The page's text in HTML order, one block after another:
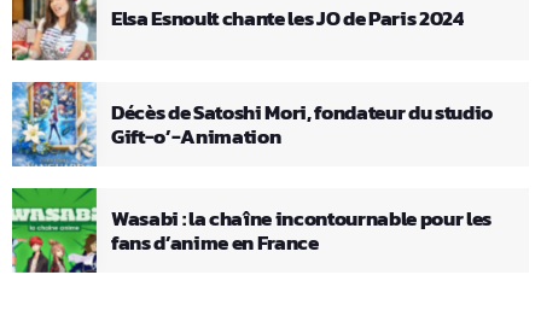
Elsa Esnoult chante les JO de Paris 2024
Décès de Satoshi Mori, fondateur du studio
Gift-o’-Animation
Wasabi : la chaîne incontournable pour les
fans d’anime en France